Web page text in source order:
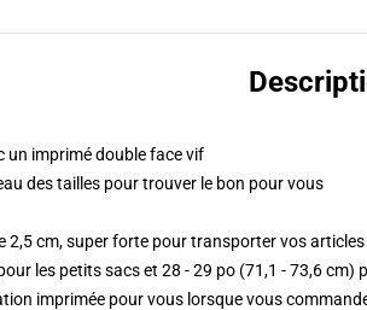
un imprimé double face vif
des tailles pour trouver le bon pour vous
2,5 cm, super forte pour transporter vos articles
les petits sacs et 28 - 29 po (71,1 - 73,6 cm)
imprimée pour vous lorsque vous